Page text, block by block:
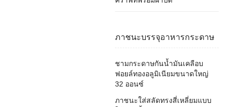
ภาชนะบรรจุอาหารกระดาษ
ชามกระดาษกันน้ำมันเคลือบ
ฟอยล์ทองอลูมิเนียมขนาดใหญ่
32 ออนซ์
ภาชนะใส่สลัดทรงสี่เหลี่ยมแบบ